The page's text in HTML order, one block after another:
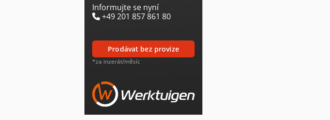
Informujte se nyní
+49 201 857 861 80
prodávat bez provize
*za inzerát/měsíc